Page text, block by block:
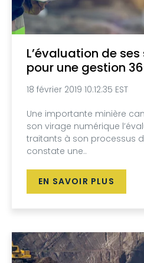
L’évaluation de
pour une gestion
18 février 2019 10:12:35 EST
Une importante minière
son virage numérique
traitants à son processus
constate une..
EN SAVOIR PLUS